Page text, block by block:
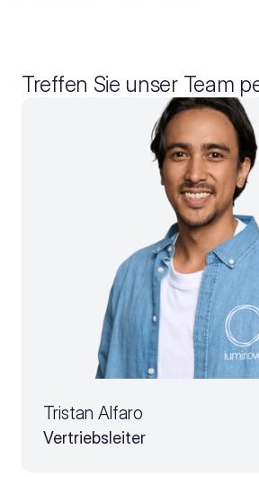
Treffen Sie unser Team
Tristan Alfaro
Vertriebsleiter